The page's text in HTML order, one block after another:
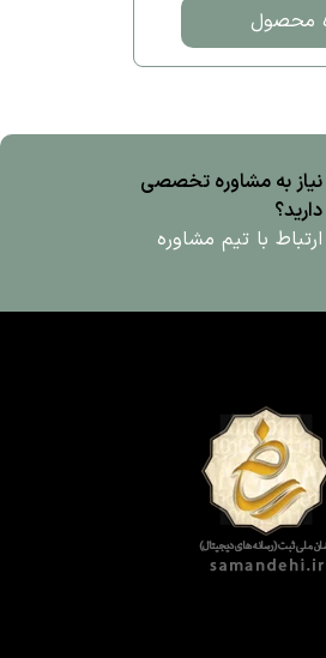
محصول
نیاز به مشاوره تخصصی
دارید؟
ارتباط با تیم مشاوره